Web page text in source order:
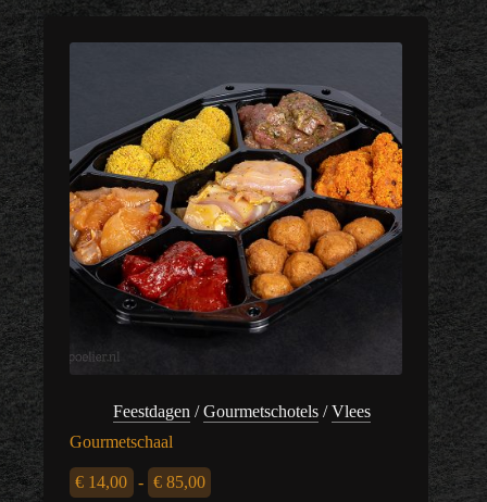
Feestdagen /Gourmetschotels /Vlees
Gourmetschaal
€ 14,00 - €85,00